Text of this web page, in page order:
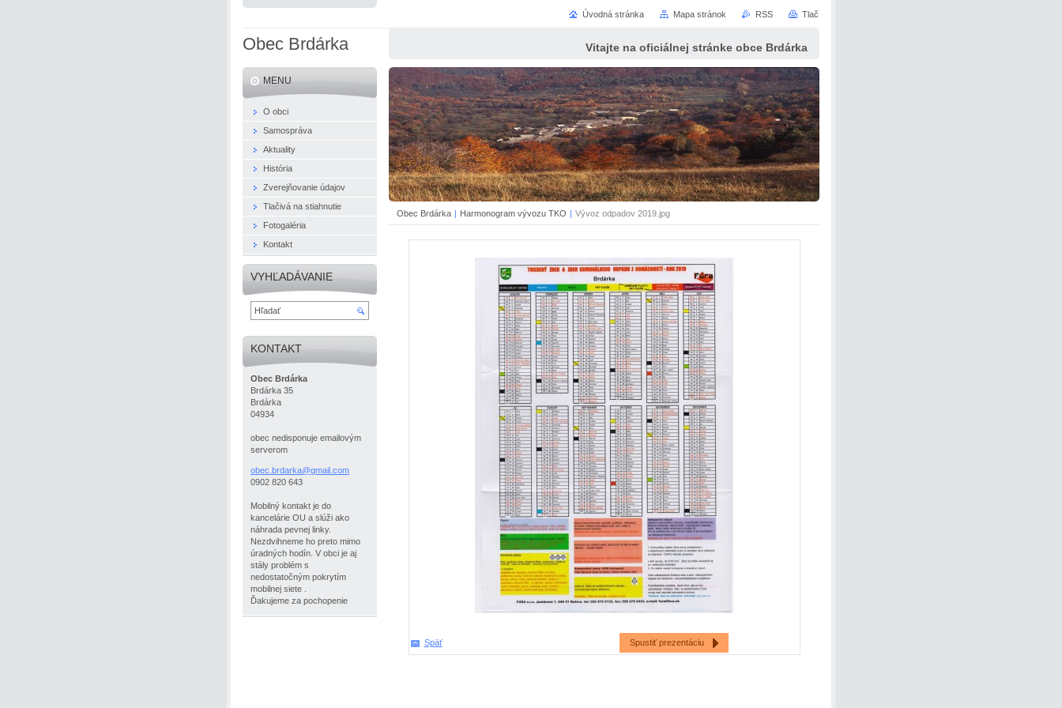
Obec Brdárka Vitajte na oficiálnej stránke obce Brdárka
Obec Brdárka | Harmonogram vývozu TKO | Vývoz odpadov 2019.jpg
Spustiť prezentáciu
Späť
MENU
O obci
Samospráva
Aktuality
História
Zverejňovanie údajov
Tlačivá na stiahnutie
Fotogaléria
Kontakt
VYHĽADÁVANIE
KONTAKT
Obec Brdárka
Brdárka 35
Brdárka
04934
obec nedisponuje emailovým
serverom
obec.brdarka@gmail.com
0902 820 643
Mobilný kontakt je do
kancelárie OU a slúži ako
náhrada pevnej linky.
Nezdvihneme ho preto mimo
úradných hodín. V obci je aj
stály problém s
nedostatočným pokrytím
mobilnej siete .
Ďakujeme za pochopenie
Úvodná stránka Mapa stránok RSS Tlač